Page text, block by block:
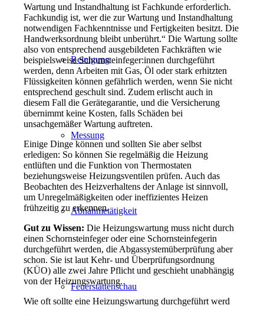
Reinigung
Messung
Abnahmetätigkeit
Feuerstättenschau
Wartung und Instandhaltung ist Fachkunde erforderlich.
Fachkundig ist, wer die zur Wartung und Instandhaltung
notwendigen Fachkenntnisse und Fertigkeiten besitzt. Die
Handwerksordnung bleibt unberührt.“ Die Wartung sollte
also von entsprechend ausgebildeten Fachkräften wie
beispielsweise Schornsteinfeger:innen durchgeführt
werden, denn Arbeiten mit Gas, Öl oder stark erhitzten
Flüssigkeiten können gefährlich werden, wenn Sie nicht
entsprechend geschult sind. Zudem erlischt auch in
diesem Fall die Gerätegarantie, und die Versicherung
übernimmt keine Kosten, falls Schäden bei
unsachgemäßer Wartung auftreten.
Einige Dinge können und sollten Sie aber selbst
erledigen: So können Sie regelmäßig die Heizung
entlüften und die Funktion von Thermostaten
beziehungsweise Heizungsventilen prüfen. Auch das
Beobachten des Heizverhaltens der Anlage ist sinnvoll,
um Unregelmäßigkeiten oder ineffizientes Heizen
frühzeitig zu erkennen.
Gut zu Wissen: Die Heizungswartung muss nicht durch
einen Schornsteinfeger oder eine Schornsteinfegerin
durchgeführt werden, die Abgassystemüberprüfung aber
schon. Sie ist laut Kehr- und Überprüfungsordnung
(KÜO) alle zwei Jahre Pflicht und geschieht unabhängig
von der Heizungswartung.
Wie oft sollte eine Heizungswartung durchgeführt werd